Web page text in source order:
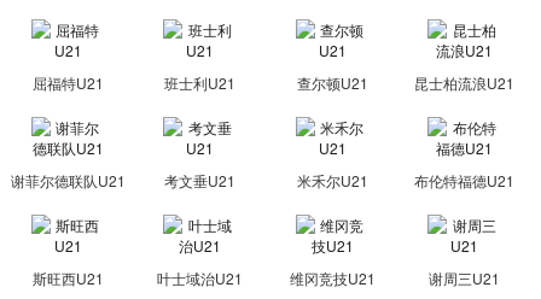
屈福特U21 班士利U21 查尔顿U21 昆士柏流浪U21
谢菲尔德联队U21 考文垂U21 米禾尔U21 布伦特福德U21
斯旺西U21 叶士域治U21 维冈竞技U21 谢周三U21